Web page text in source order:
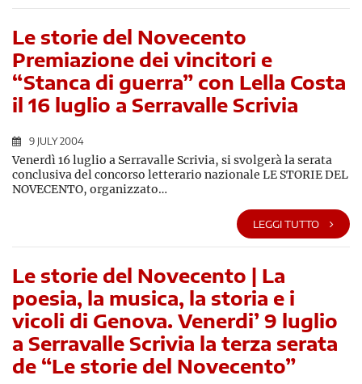
Le storie del Novecento
Premiazione dei vincitori e
“Stanca di guerra” con Lella Costa
il 16 luglio a Serravalle Scrivia
9 JULY 2004
Venerdì 16 luglio a Serravalle Scrivia, si svolgerà la serata
conclusiva del concorso letterario nazionale LE STORIE DEL
NOVECENTO, organizzato…
LEGGI TUTTO
Le storie del Novecento | La
poesia, la musica, la storia e i
vicoli di Genova. Venerdi’ 9 luglio
a Serravalle Scrivia la terza serata
de “Le storie del Novecento”